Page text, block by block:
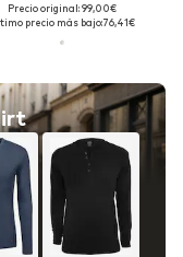
Precio original: 99,00€
precio más bajo:76,41€